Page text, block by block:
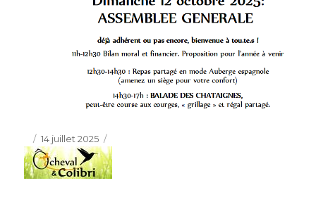
Publié
le
14 juillet 2025